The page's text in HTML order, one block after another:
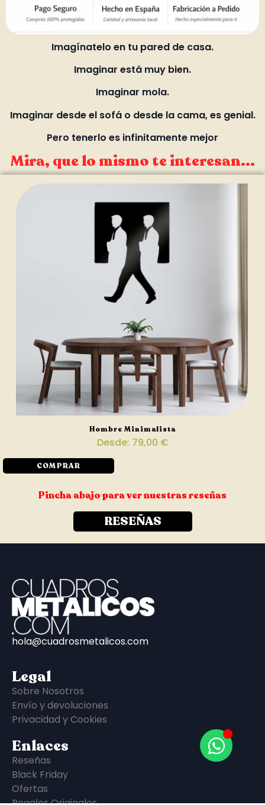
Imagínatelo en tu pared de casa.
Imaginar está muy bien.
Imaginar mola.
Imaginar desde el sofá o desde la cama, es genial.
Pero tenerlo es infinitamente mejor
Mira, que lo mismo te interesan...
Hombre Minimalista
Desde: 79,00 €
COMPRAR
Pincha abajo para ver nuestras reseñas
RESEÑAS
hola@cuadrosmetalicos.com
Legal
Sobre Nosotros
Envío y devoluciones
Privacidad y Cookies
Enlaces
Reseñas
Black Friday
Ofertas